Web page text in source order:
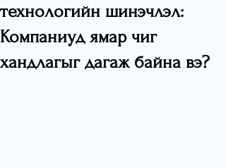
технологийн шинэчлэл:
Компаниуд ямар чиг
хандлагыг дагаж байна вэ?